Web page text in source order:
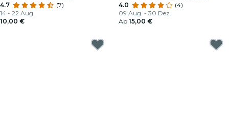
4.7
(7)
14 - 22 Aug.
10,00 €
4.0
(4)
09 Aug. - 30 Dez.
Ab 15,00 €